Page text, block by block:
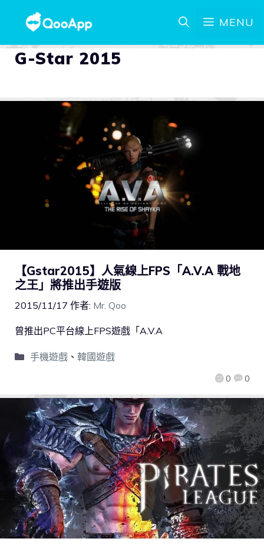
MENU
G-Star 2015
【Gstar2015】人氣線上FPS「A.V.A 戰地
之王」將推出手遊版
2015/11/17 作者: Mr. Qoo
0 0
曾推出PC平台線上FPS遊戲「A.V.A
手機遊戲、 韓國遊戲